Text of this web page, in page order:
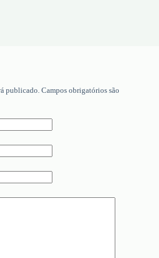
publicado. Campos obrigatórios são